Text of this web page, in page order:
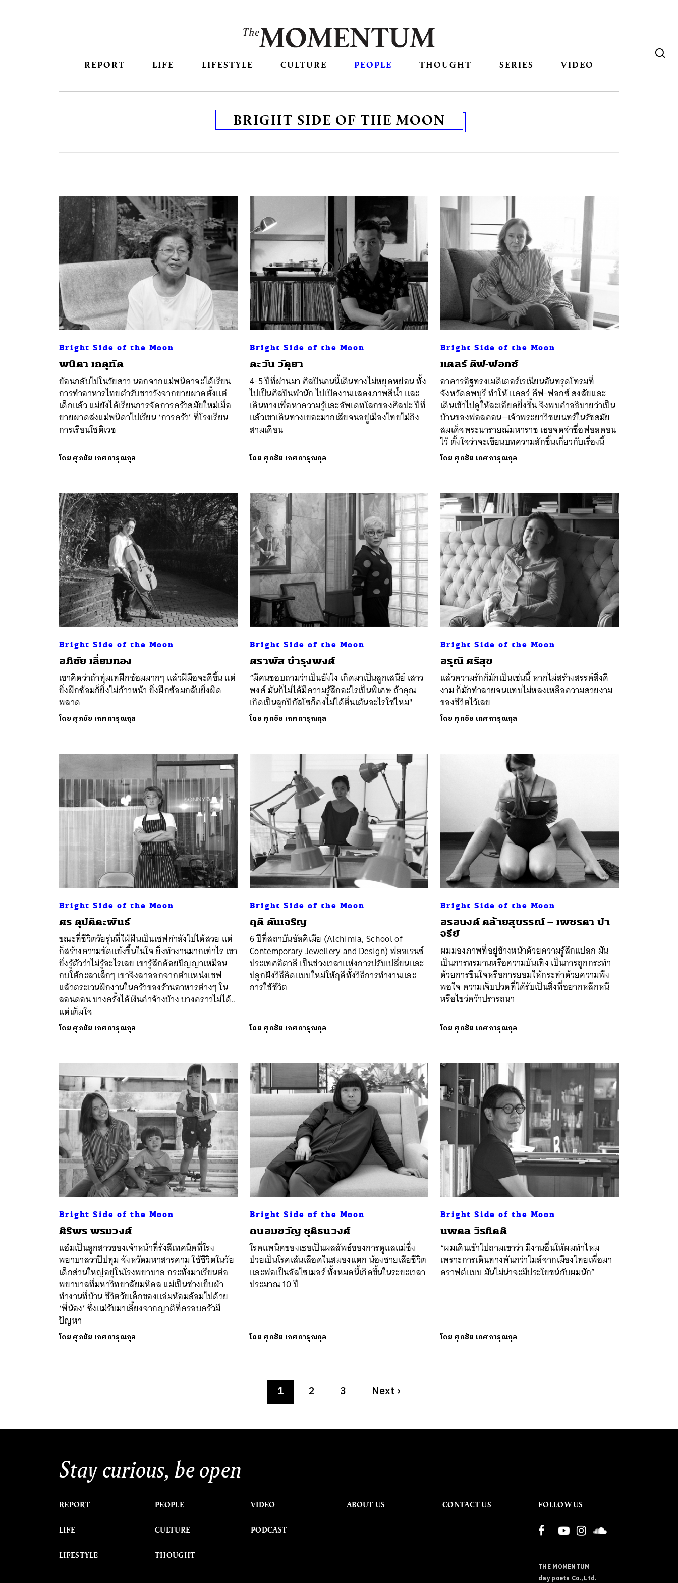
REPORT LIFE LIFESTYLE CULTURE PEOPLE THOUGHT SERIES VIDEO
BRIGHT SIDE OF THE MOON
Bright Side of the Moon
พนิดา เกตุทัต
ย้อนกลับไปในวัยสาว นอกจากแม่พนิดาจะได้เรียน
การทำอาหารไทยตำรับชาววังจากยายผาดตั้งแต่
เด็กแล้ว แม่ยังได้เรียนการจัดการครัวสมัยใหม่เมื่อ
ยายผาดส่งแม่พนิดาไปเรียน ‘การครัว’ ที่โรงเรียน
การเรือนโชติเวช
โดย ศุภชัย เกศการุณกุล
Bright Side of the Moon
ตะวัน วัตุยา
4-5 ปีที่ผ่านมา ศิลปินคนนี้เดินทางไม่หยุดหย่อน ทั้ง
ไปเป็นศิลปินพำนัก ไปเปิดงานแสดงภาพสีน้ำ และ
เดินทางเพื่อหาความรู้และอัพเดทโลกของศิลปะ ปีที่
แล้วเขาเดินทางเยอะมากเสียจนอยู่เมืองไทยไม่ถึง
สามเดือน
โดย ศุภชัย เกศการุณกุล
Bright Side of the Moon
แคลร์ คีฟ-ฟอกซ์
อาคารอิฐทรงเมดิเตอร์เรเนียนอันทรุดโทรมที่
จังหวัดลพบุรี ทำให้ แคลร์ คีฟ-ฟอกซ์ สงสัยและ
เดินเข้าไปดูให้ละเอียดยิ่งขึ้น จึงพบคำอธิบายว่าเป็น
บ้านของฟอลคอน—เจ้าพระยาวิชเยนทร์ในรัชสมัย
สมเด็จพระนารายณ์มหาราช เธอจดจำชื่อฟอลคอน
ไว้ ตั้งใจว่าจะเขียนบทความสักชิ้นเกี่ยวกับเรื่องนี้
โดย ศุภชัย เกศการุณกุล
Bright Side of the Moon
อภิชัย เลี่ยมทอง
เขาคิดว่าถ้าทุ่มเทฝึกซ้อมมากๆ แล้วฝีมือจะดีขึ้น แต่
ยิ่งฝึกซ้อมก็ยิ่งไม่ก้าวหน้า ยิ่งฝึกซ้อมกลับยิ่งผิด
พลาด
โดย ศุภชัย เกศการุณกุล
Bright Side of the Moon
ศราพัส บำรุงพงศ์
“มีคนชอบถามว่าเป็นยังไง เกิดมาเป็นลูกเสนีย์ เสาว
พงศ์ มันก็ไม่ได้มีความรู้สึกอะไรเป็นพิเศษ ถ้าคุณ
เกิดเป็นลูกปิกัสโซก็คงไม่ได้ตื่นเต้นอะไรใช่ไหม"
โดย ศุภชัย เกศการุณกุล
Bright Side of the Moon
อรุณี ศรีสุข
แล้วความรักก็มักเป็นเช่นนี้ หากไม่สร้างสรรค์สิ่งดี
งาม ก็มักทำลายจนแทบไม่หลงเหลือความสวยงาม
ของชีวิตไว้เลย
โดย ศุภชัย เกศการุณกุล
Bright Side of the Moon
ศร คุปคีตะพันธ์
ขณะที่ชีวิตวัยรุ่นที่ใฝ่ฝันเป็นเชฟกำลังไปได้สวย แต่
ก็สร้างความขัดแย้งขึ้นในใจ ยิ่งทำงานมากเท่าไร เขา
ยิ่งรู้ตัวว่าไม่รู้อะไรเลย เขารู้สึกด้อยปัญญาเหมือน
กบใต้กะลาเล็กๆ เขาจึงลาออกจากตำแหน่งเชฟ
แล้วตระเวนฝึกงานในครัวของร้านอาหารต่างๆ ใน
ลอนดอน บางครั้งได้เงินค่าจ้างบ้าง บางคราวไม่ได้..
แต่เต็มใจ
โดย ศุภชัย เกศการุณกุล
Bright Side of the Moon
ฤดี ตันเจริญ
6 ปีที่สถาบันอัลคิเมีย (Alchimia, School of
Contemporary Jewellery and Design) ฟลอเรนซ์
ประเทศอิตาลี เป็นช่วงเวลาแห่งการปรับเปลี่ยนและ
ปลูกฝังวิธีคิดแบบใหม่ให้ฤดีทั้งวิธีการทำงานและ
การใช้ชีวิต
โดย ศุภชัย เกศการุณกุล
Bright Side of the Moon
อรอนงค์ คล้ายสุบรรณ์ – เพชรดา ปา
จรีย์
ผมมองภาพที่อยู่ข้างหน้าด้วยความรู้สึกแปลก มัน
เป็นการทรมานหรือความบันเทิง เป็นการถูกกระทำ
ด้วยการขืนใจหรือการยอมให้กระทำด้วยความพึง
พอใจ ความเจ็บปวดที่ได้รับเป็นสิ่งที่อยากหลีกหนี
หรือไขว่คว้าปรารถนา
โดย ศุภชัย เกศการุณกุล
Bright Side of the Moon
ศิริพร พรมวงศ์
แอ๋มเป็นลูกสาวของเจ้าหน้าที่รังสีเทคนิคที่โรง
พยาบาลวาปีปทุม จังหวัดมหาสารคาม ใช้ชีวิตในวัย
เด็กส่วนใหญ่อยู่ในโรงพยาบาล กระทั่งมาเรียนต่อ
พยาบาลที่มหาวิทยาลัยมหิดล แม่เป็นช่างเย็บผ้า
ทำงานที่บ้าน ชีวิตวัยเด็กของแอ๋มห้อมล้อมไปด้วย
‘พี่น้อง’ ซึ่งแม่รับมาเลี้ยงจากญาติที่ครอบครัวมี
ปัญหา
โดย ศุภชัย เกศการุณกุล
Bright Side of the Moon
ถนอมขวัญ ชุติธนวงศ์
โรคแพนิคของเธอเป็นผลลัพธ์ของการดูแลแม่ซึ่ง
ป่วยเป็นโรคเส้นเลือดในสมองแตก น้องชายเสียชีวิต
และพ่อเป็นอัลไซเมอร์ ทั้งหมดนี้เกิดขึ้นในระยะเวลา
ประมาณ 10 ปี
โดย ศุภชัย เกศการุณกุล
Bright Side of the Moon
นพดล วีรกิตติ
“ผมเดินเข้าไปถามเขาว่า มีงานอื่นให้ผมทำไหม
เพราะการเดินทางพันกว่าไมล์จากเมืองไทยเพื่อมา
ดราฟต์แบบ มันไม่น่าจะมีประโยชน์กับผมนัก”
โดย ศุภชัย เกศการุณกุล
1 2 3 Next›
Stay curious, be open
REPORT
LIFE
LIFESTYLE
PEOPLE
CULTURE
THOUGHT
VIDEO
PODCAST
ABOUT US CONTACT US FOLLOW US
THE MOMENTUM
day poets Co.,Ltd.
ค้นหา
SHARE TWEET LINE EMAIL